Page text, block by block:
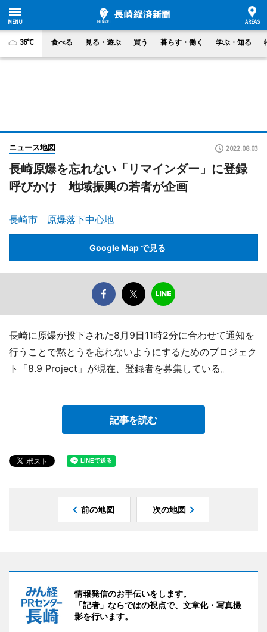
36°C 食べる 見る・遊ぶ 買う 暮らす・働く 学ぶ・知る
ニュース地図 2022.08.03
長崎原爆を忘れない「リマインダー」に登録
呼びかけ 地域振興の若者が企画
長崎市 原爆落下中心地
Google Map で見る
長崎に原爆が投下された8月9日11時2分に合わせて通知を
行うことで黙とうを忘れないようにするためのプロジェク
ト「8.9 Project」が現在、登録者を募集している。
記事を読む
前の地図 次の地図
情報発信のお手伝いをします。
「記者」ならではの視点で、文章化・写真撮
影を行います。